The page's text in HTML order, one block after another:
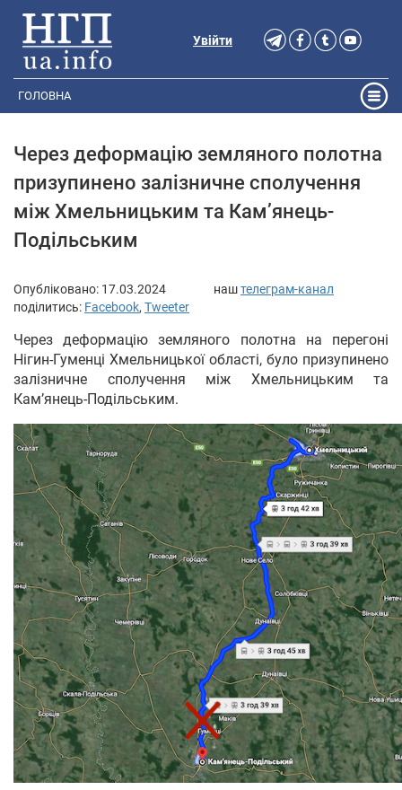
Увійти
ГОЛОВНА
Через деформацію земляного полотна
призупинено залізничне сполучення
між Хмельницьким та Камʼянець-
Подільським
Опубліковано: 17.03.2024 наштелеграм-канал
поділитись: Facebook, Tweeter
Через деформацію земляного полотна на перегоні
Нігин-Гуменці Хмельницької області, було призупинено
залізничне сполучення між Хмельницьким та
Камʼянець-Подільським.